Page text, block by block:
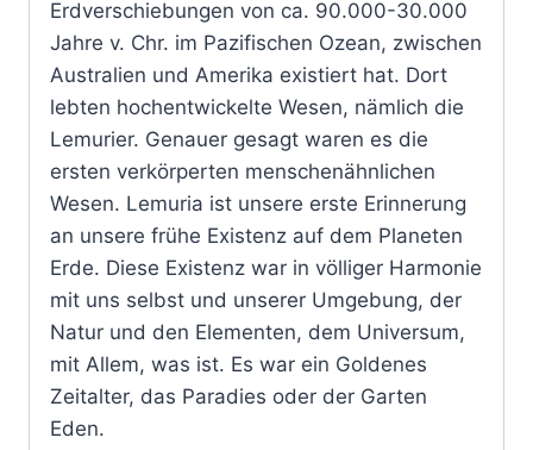
Erdverschiebungen von ca. 90.000-30.000
Jahre v. Chr. im Pazifischen Ozean, zwischen
Australien und Amerika existiert hat. Dort
lebten hochentwickelte Wesen, nämlich die
Lemurier. Genauer gesagt waren es die
ersten verkörperten menschenähnlichen
Wesen. Lemuria ist unsere erste Erinnerung
an unsere frühe Existenz auf dem Planeten
Erde. Diese Existenz war in völliger Harmonie
mit uns selbst und unserer Umgebung, der
Natur und den Elementen, dem Universum,
mit Allem, was ist. Es war ein Goldenes
Zeitalter, das Paradies oder der Garten
Eden.